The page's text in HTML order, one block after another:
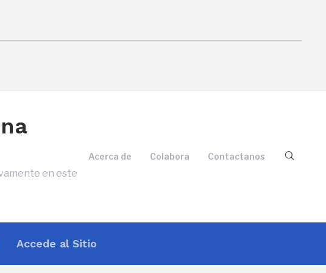
en este
Acerca de Colabora Contactanos
Accede al Sitio